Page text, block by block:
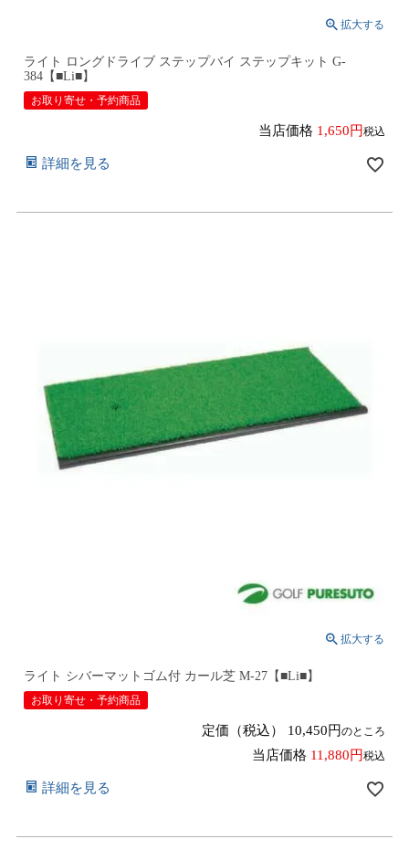
ライト ロングドライブ ステップバイ ステップキット G-
384【■Li■】
お取り寄せ・予約商品
当店価格 1,650 税込
詳細を見る
ライト シバーマットゴム付 カール芝 M-27【■Li■】
お取り寄せ・予約商品
定価（税込） 10,450 のところ
当店価格 11,880 税込
詳細を見る